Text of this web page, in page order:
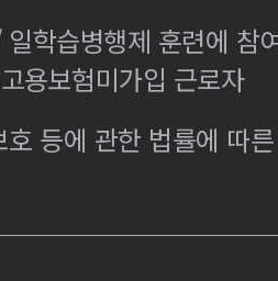
학습병행제 훈련에 참
용보험미가입 근로자
등에 관한 법률에 따